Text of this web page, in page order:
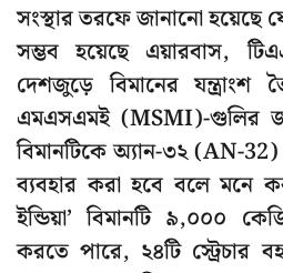
সংস্থার তরফে জানানো হয়েছে
সম্ভব হয়েছে এয়ারবাস,
দেশজুড়ে বিমানের যন্ত্রাংশ
এমএসএমই (MSMI)-গুলির
বিমানটিকে অ্যান-৩২ (AN-32)
ব্যবহার করা হবে বলে মনে
ইন্ডিয়া’ বিমানটি ৯,০০০
করতে পারে, ২৪টি স্ট্রেচার